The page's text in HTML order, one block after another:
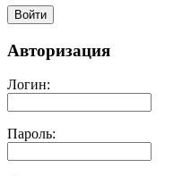
Войти
Авторизация
Логин:
Пароль: